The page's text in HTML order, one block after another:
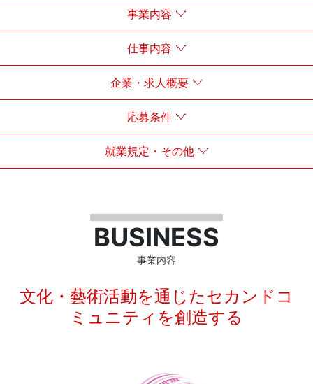
事業内容
仕事内容
企業・求人概要
応募条件
就業規定・その他
BUSINESS
事業内容
文化・藝術活動を通じたセカンドコ
ミュニティを創造する